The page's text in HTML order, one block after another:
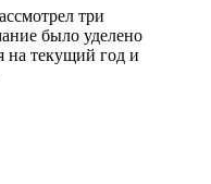
три
было уделено
на текущий год и